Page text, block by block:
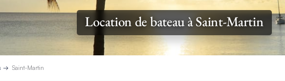
Location de bateau à Saint-Martin
Saint-Martin